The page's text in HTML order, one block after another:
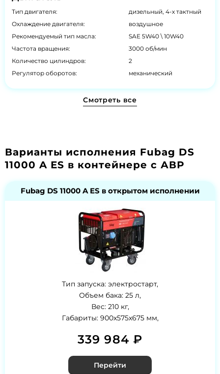
Тип двигателя:
дизельный, 4-х тактный
Охлаждение двигателя:
воздушное
Рекомендуемый тип масла:
SAE 5W40 \ 10W40
Частота вращения:
3000 об/мин
Количество цилиндров:
2
Регулятор оборотов:
механический
Смотреть все
Варианты исполнения Fubag DS
11000 A ES в контейнере с АВР
Fubag DS 11000 A ES в открытом исполнении
Тип запуска: электростарт,
Объем бака: 25 л,
Вес: 210 кг,
Габариты: 900x575x675 мм,
339 984 ₽
Перейти